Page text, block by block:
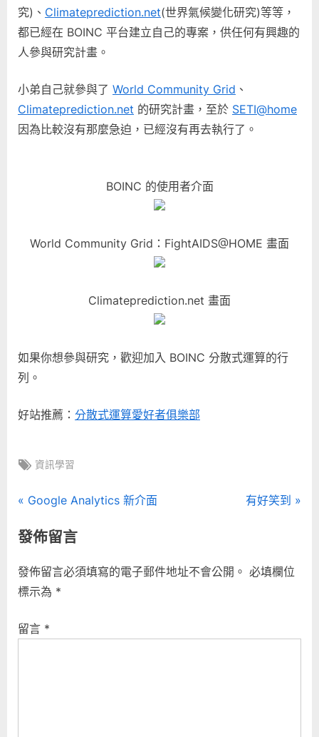
究)、 Climateprediction.net(世界氣候變化研究)等等，
都已經在 BOINC 平台建立自己的專案，供任何有興趣的
人參與研究計畫。
小弟自己就參與了 World Community Grid 、
Climateprediction.net 的研究計畫，至於 SETI@home
因為比較沒有那麼急迫，已經沒有再去執行了。
BOINC 的使用者介面
World Community Grid：FightAIDS@HOME 畫面
Climateprediction.net 畫面
如果你想參與研究，歡迎加入 BOINC 分散式運算的行
列。
好站推薦： 分散式運算愛好者俱樂部
Tags:
資訊學習
文
章
導
覽
P
e
i
o
s
Google Analytics 新介面
N
P
t
有好笑到
發佈留言
發佈留言必須填寫的電子郵件地址不會公開。 必填欄位
標示為 *
留言 *